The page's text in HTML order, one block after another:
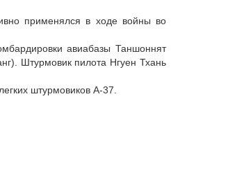
применялся в ходе войны во
авиабазы Таншоннят
Штурмовик пилота Нгуен Тхань
штурмовиков A-37.